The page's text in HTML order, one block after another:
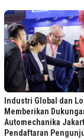
Industri Global dan
Memberikan
Automechanika
Pendaftaran